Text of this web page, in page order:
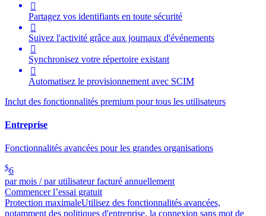

Partagez vos identifiants en toute sécurité

Suivez l'activité grâce aux journaux d'événements

Synchronisez votre répertoire existant

Automatisez le provisionnement avec SCIM
Inclut des fonctionnalités premium pour tous les utilisateurs
Entreprise
Fonctionnalités avancées pour les grandes organisations
$6
par mois / par utilisateur facturé annuellement
Commencer l’essai gratuit
Protection maximaleUtilisez des fonctionnalités avancées,
notamment des politiques d'entreprise, la connexion sans mot de